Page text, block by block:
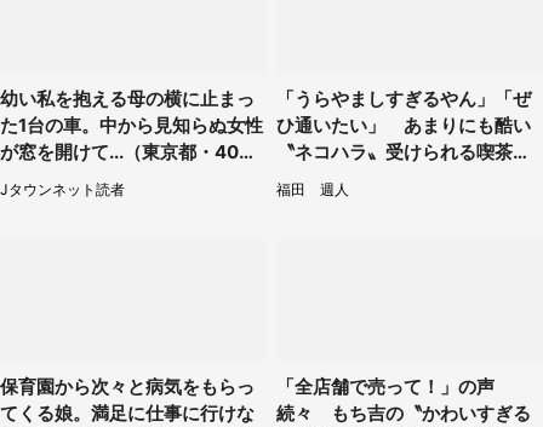
幼い私を抱える母の横に止まっ
た1台の車。中から見知らぬ女性
が窓を開けて...（東京都・40代
Jタウンネット読者
「うらやましすぎるやん」「ぜ
ひ通いたい」 あまりにも酷い
〝ネコハラ〟受けられる喫茶店
に5.3万人驚がく
福田 週人
保育園から次々と病気をもらっ
てくる娘。満足に仕事に行けな
「全店舗で売って！」の声
続々 もち吉の〝かわいすぎる